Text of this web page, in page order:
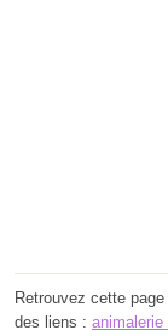
Retrouvez cette
des liens : animalerie